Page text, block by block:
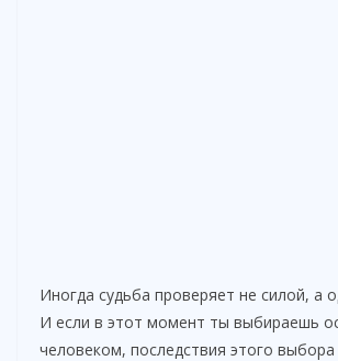
Иногда судьба проверяет не силой, а
И если в этот момент ты выбираешь
человеком, последствия этого выбора